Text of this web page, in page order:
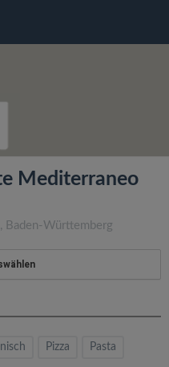
Mediterraneo
, Baden-Württemberg
Pizza Pasta